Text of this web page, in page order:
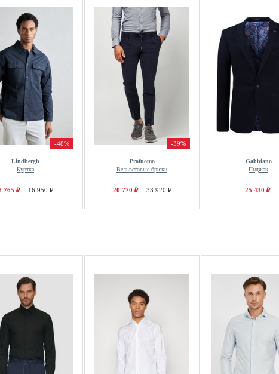
-48%
Lindbergh
Куртка
765 ₽ 16 950 ₽
-39%
Profuomo
Вельветовые брюки
20 770 ₽ 33 920 ₽
Gabbiano
Пиджак
25 430 ₽